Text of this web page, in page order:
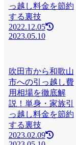
っ越し料金を節約
する裏技
2022.12.05
2023.05.10
吹田市から和歌山
市への引っ越し費
用相場を徹底解
説！単身・家族引
っ越し料金を節約
する裏技
2023.02.09